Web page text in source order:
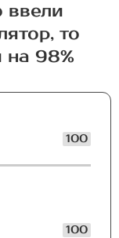
ввели
то
на 98%
100
100